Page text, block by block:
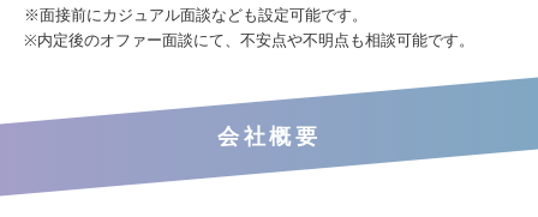
※面接前にカジュアル面談なども設定可能です。
※内定後のオファー面談にて、不安点や不明点も相談可能です。
会社概要